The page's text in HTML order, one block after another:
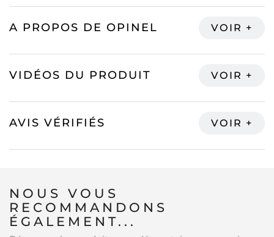
A PROPOS DE OPINEL
VIDÉOS DU PRODUIT
AVIS VÉRIFIÉS
NOUS VOUS
RECOMMANDONS
ÉGALEMENT...